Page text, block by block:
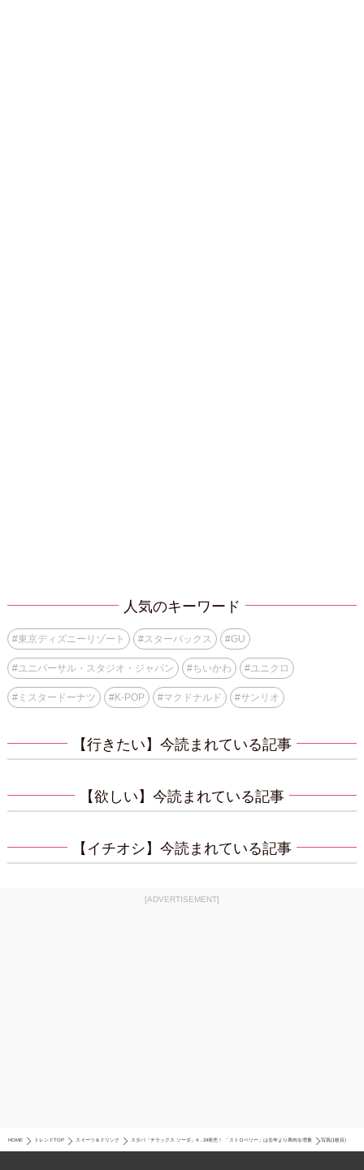
人気のキーワード
#東京ディズニーリゾート #スターバックス #GU
#ユニバーサル・スタジオ・ジャパン #ちいかわ #ユニクロ
#ミスタードーナツ #K-POP #マクドナルド #サンリオ
【行きたい】今読まれている記事
【欲しい】今読まれている記事
【イチオシ】今読まれている記事
[ADVERTISEMENT]
HOME トレンドTOP スイーツ＆ドリンク スタバ「チラックス ソーダ」4．24発売！ 「ストロベリー」は去年より果肉を増量 写真(1枚目)